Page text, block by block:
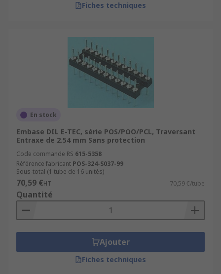
Fiches techniques
En stock
Embase DIL E-TEC, série POS/POO/PCL, Traversant
Entraxe de 2.54 mm Sans protection
Code commande RS 615-5358
Référence fabricant POS-324-S037-99
Sous-total (1 tube de 16 unités)
70,59 €HT 70,59 €/tube
Quantité
Ajouter
Fiches techniques